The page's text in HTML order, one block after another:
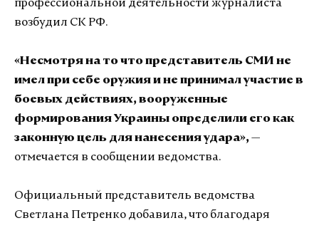
профессиональной деятельности журналиста
возбудил СК РФ.
«Несмотря на то что представитель СМИ не
имел при себе оружия и не принимал участие в
боевых действиях, вооруженные
формирования Украины определили его как
законную цель для нанесения удара», —
отмечается в сообщении ведомства.
Официальный представитель ведомства
Светлана Петренко добавила, что благодаря